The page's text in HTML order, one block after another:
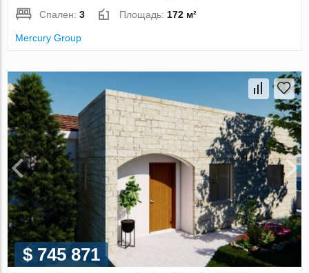
Спален:3 Площадь:172 м²
Mercury Group
$ 745 871